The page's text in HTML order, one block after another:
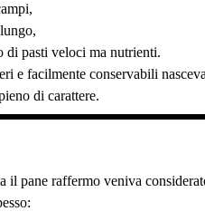
di pasti veloci ma nutrienti.
e facilmente conservabili
di carattere.
il pane raffermo veniva